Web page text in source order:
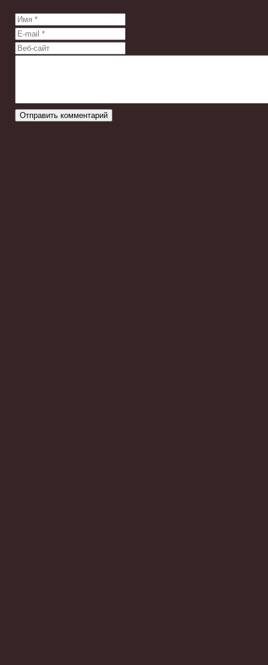
Отправить комментарий